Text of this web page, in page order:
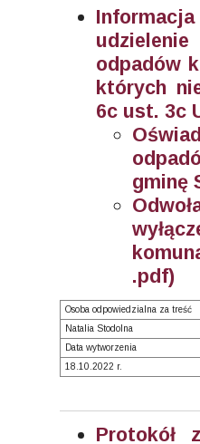
odpadów
których
6c ust. 3c
gminę
.pdf)
Osoba odpowiedzialna za treść
Natalia Stodolna
Data wytworzenia
18.10.2022 r.
Protokół